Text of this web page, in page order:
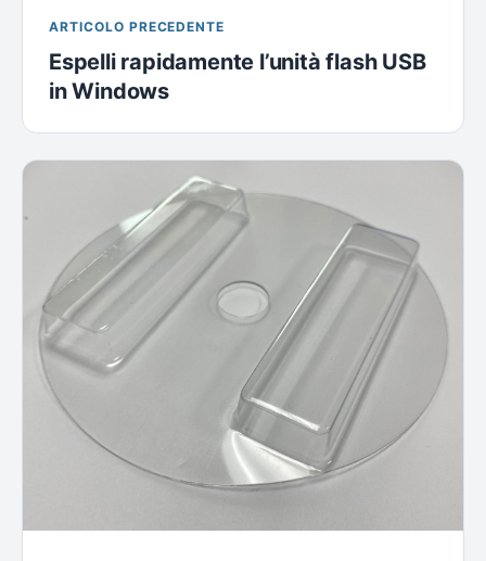
ARTICOLO PRECEDENTE
Espelli rapidamente l’unità flash USB
in Windows